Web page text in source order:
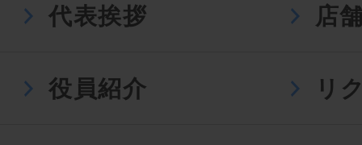
代表挨拶 店
役員紹介 リ